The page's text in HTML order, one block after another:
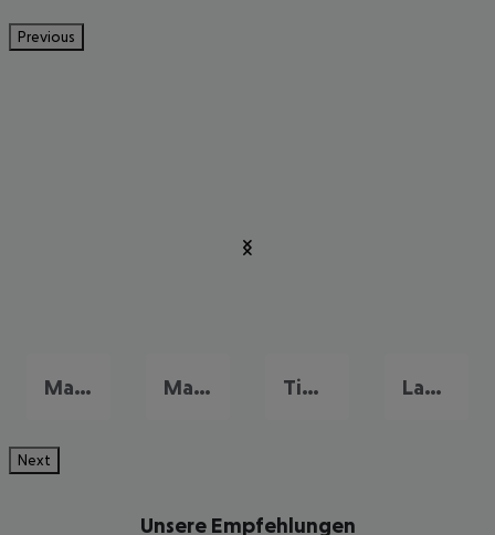
Previous
Mamari Mastichari Tigaki Lambi
Next
Unsere Empfehlungen